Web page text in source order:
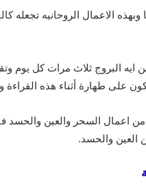
وبهذه الاعمال الروحانيه
ايه البروج ثلاث مرات كل يوم
على طهارة أثناء هذه
من اعمال السحر والعين
العين والحسد.